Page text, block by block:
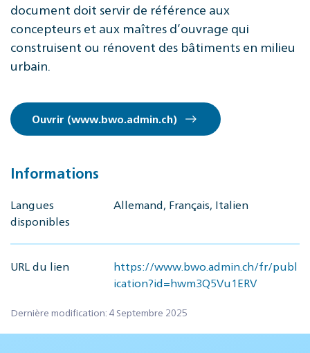
document doit servir de référence aux
concepteurs et aux maîtres d’ouvrage qui
construisent ou rénovent des bâtiments en milieu
urbain.
Ouvrir (www.bwo.admin.ch)
Informations
Langues
disponibles
Allemand, Français, Italien
URL du lien
https://www.bwo.admin.ch/fr/publ
ication?id=hwm3Q5Vu1ERV
Dernière modification: 4 Septembre 2025